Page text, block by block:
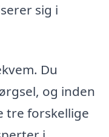
sig i
Du
og inden
tre forskellige